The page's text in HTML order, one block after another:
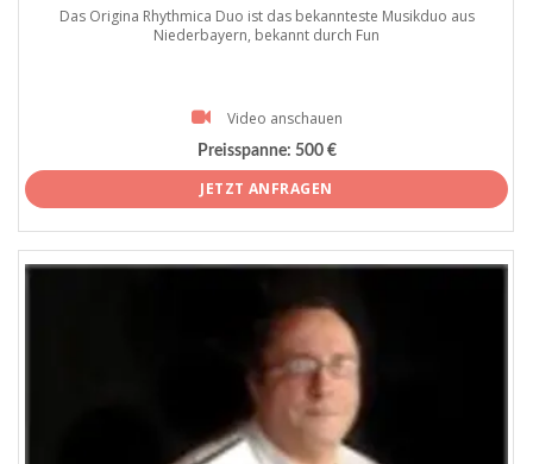
Das Origina Rhythmica Duo ist das bekannteste Musikduo aus
Niederbayern, bekannt durch Fun
Video anschauen
Preisspanne: 500 €
JETZT ANFRAGEN